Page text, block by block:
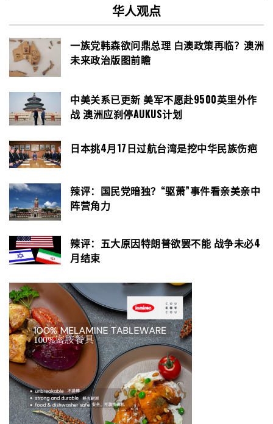
华人观点
一族党韩森欲问鼎总理 白澳政策再临？澳洲
未来政治版图前瞻
中美关系已更新 美军不愿赴9500英里外作
战 澳洲应刹停AUKUS计划
日本挑4月17日过航台湾是挖中华民族伤疤
辣评：国民党暗独？“驱萧”事件看亲美亲中
阵营角力
辣评：五大原因特朗普欲罢不能 战争未必4
月结束